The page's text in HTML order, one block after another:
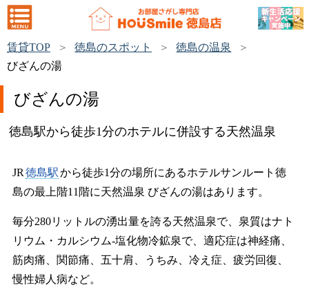
賃貸TOP 徳島のスポット
徳島の温泉
びざんの湯
びざんの湯
徳島駅から徒歩1分のホテルに併設する天然温泉
JR 徳島駅から徒歩1分の場所にあるホテルサンルート徳
島の最上階11階に天然温泉 びざんの湯はあります。
毎分280リットルの湧出量を誇る天然温泉で、泉質はナト
リウム・カルシウム-塩化物冷鉱泉で、適応症は神経痛、
筋肉痛、関節痛、五十肩、うちみ、冷え症、疲労回復、
慢性婦人病など。